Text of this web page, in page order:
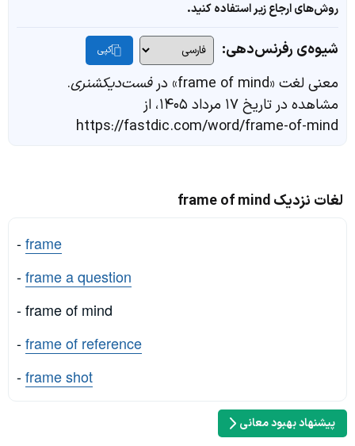
روش‌های ارجاع زیر استفاده کنید.
شیوه‌ی رفرنس‌دهی: کپی
معنی لغت «frame of mind» در فست‌دیکشنری.
مشاهده در تاریخ ۱۷ مرداد ۱۴۰۵، از
https://fastdic.com/word/frame-of-mind
لغات نزدیک frame of mind
-frame
-frame a question
- frame of mind
-frame of reference
-frame shot
پیشنهاد بهبود معانی